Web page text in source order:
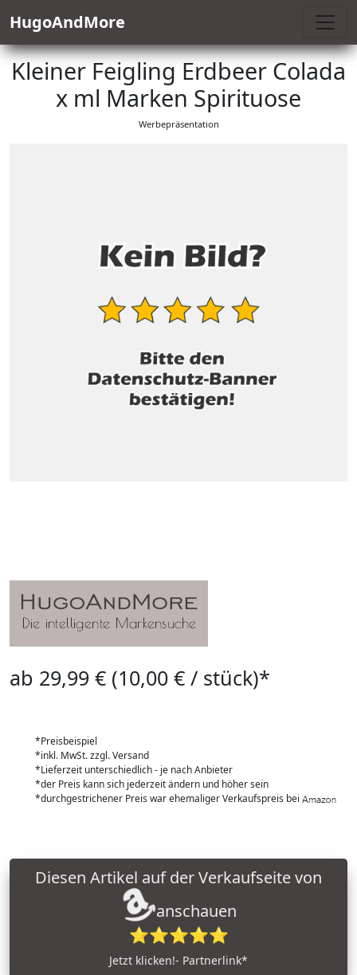
HugoAndMore
Kleiner Feigling Erdbeer Colada
x ml Marken Spirituose
Werbepräsentation
ab 29,99 € (10,00 € / stück)*
*Preisbeispiel
*inkl. MwSt. zzgl. Versand
*Lieferzeit unterschiedlich - je nach Anbieter
*der Preis kann sich jederzeit ändern und höher sein
*durchgestrichener Preis war ehemaliger Verkaufspreis bei
anschauen
⭐⭐⭐⭐⭐
Jetzt klicken!- Partnerlink*